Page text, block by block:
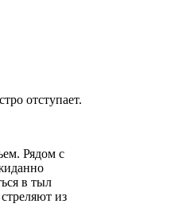
отступает.
Рядом с
в тыл
из